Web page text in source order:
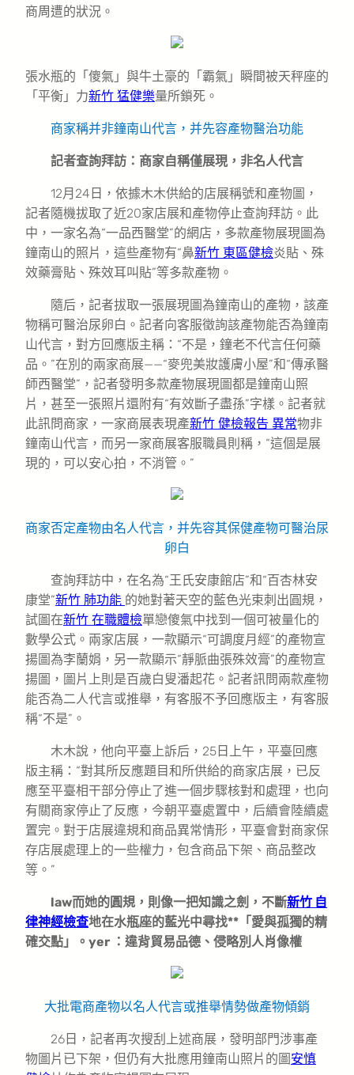
商周遭的狀況。
張水瓶的「傻氣」與牛土豪的「霸氣」瞬間被天秤座的
「平衡」力新竹 猛健樂量所鎖死。
商家稱并非鐘南山代言，并先容產物醫治功能
記者查詢拜訪：商家自稱僅展現，非名人代言
12月24日，依據木木供給的店展稱號和產物圖，
記者隨機拔取了近20家店展和產物停止查詢拜訪。此
中，一家名為“一品西醫堂”的網店，多款產物展現圖為
鐘南山的照片，這些產物有“鼻新竹 東區健檢炎貼、殊
效藥膏貼、殊效耳叫貼”等多款產物。
隨后，記者拔取一張展現圖為鐘南山的產物，該產
物稱可醫治尿卵白。記者向客服徵詢該產物能否為鐘南
山代言，對方回應版主稱：“不是，鐘老不代言任何藥
品。”在別的兩家商展——“麥兜美妝護膚小屋”和“傳承醫
師西醫堂”，記者發明多款產物展現圖都是鐘南山照
片，甚至一張照片還附有“有效斷子盡孫”字樣。記者就
此訊問商家，一家商展表現產新竹 健檢報告 異常物非
鐘南山代言，而另一家商展客服職員則稱，“這個是展
現的，可以安心拍，不消管。”
商家否定產物由名人代言，并先容其保健產物可醫治尿
卵白
查詢拜訪中，在名為“王氏安康館店”和“百杏林安
康堂”新竹 肺功能 的她對著天空的藍色光束刺出圓規，
試圖在新竹 在職體檢單戀傻氣中找到一個可被量化的
數學公式。兩家店展，一款顯示“可調度月經”的產物宣
揚圖為李蘭娟，另一款顯示“靜脈曲張殊效膏”的產物宣
揚圖，圖片上則是百歲白叟潘起花。記者訊問兩款產物
能否為二人代言或推舉，有客服不予回應版主，有客服
稱“不是”。
木木說，他向平臺上訴后，25日上午，平臺回應
版主稱：“對其所反應題目和所供給的商家店展，已反
應至平臺相干部分停止了進一個步驟核對和處理，也向
有關商家停止了反應，今朝平臺處置中，后續會陸續處
置完。對于店展違規和商品異常情形，平臺會對商家保
存店展處理上的一些權力，包含商品下架、商品整改
等。”
law而她的圓規，則像一把知識之劍，不斷新竹 自
律神經檢查地在水瓶座的藍光中尋找**「愛與孤獨的精
確交點」。yer ：違背貿易品德、侵略別人肖像權
大批電商產物以名人代言或推舉情勢做產物傾銷
26日，記者再次搜刮上述商展，發明部門涉事產
物圖片已下架，但仍有大批應用鐘南山照片的圖安慎